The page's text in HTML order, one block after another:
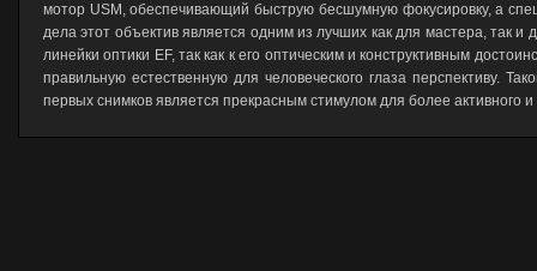
мотор USM, обеспечивающий быструю бесшумную фокусировку, а
дела этот объектив является одним из лучших как для мастера, так
линейки оптики EF, так как к его оптическим и конструктивным
правильную естественную для человеческого глаза перспективу.
первых снимков является прекрасным стимулом для более активного